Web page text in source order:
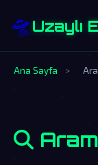
🛸Uzaylı
Ana Sayfa >